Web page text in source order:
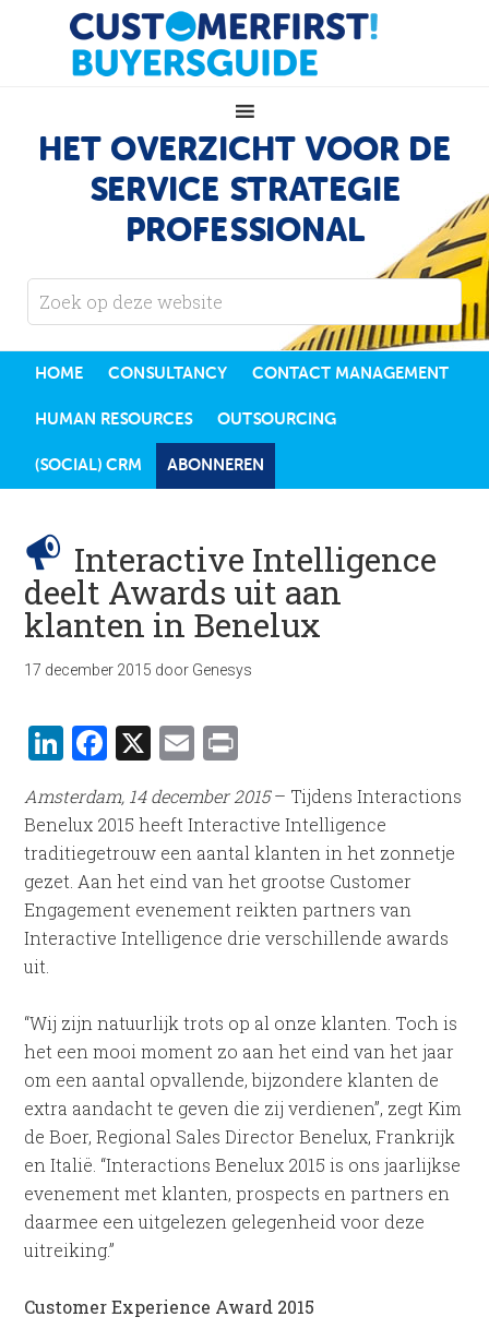
HET OVERZICHT VOOR DE
SERVICE STRATEGIE
PROFESSIONAL
HOME CONSULTANCY CONTACT MANAGEMENT
HUMAN RESOURCES OUTSOURCING
(SOCIAL) CRM ABONNEREN
Interactive Intelligence
deelt Awards uit aan
klanten in Benelux
17 december 2015 door Genesys
LinkedIn
Facebook
X Email
Amsterdam, 14 december 2015– Tijdens Interactions
Benelux 2015 heeft Interactive Intelligence
traditiegetrouw een aantal klanten in het zonnetje
gezet. Aan het eind van het grootse Customer
Engagement evenement reikten partners van
Interactive Intelligence drie verschillende awards
uit.
“Wij zijn natuurlijk trots op al onze klanten. Toch is
het een mooi moment zo aan het eind van het jaar
om een aantal opvallende, bijzondere klanten de
extra aandacht te geven die zij verdienen”, zegt Kim
de Boer, Regional Sales Director Benelux, Frankrijk
en Italië. “Interactions Benelux 2015 is ons jaarlijkse
evenement met klanten, prospects en partners en
daarmee een uitgelezen gelegenheid voor deze
uitreiking.”
Customer Experience Award 2015